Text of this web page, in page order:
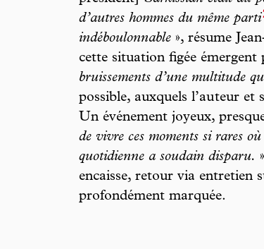
d’autres hommes du même parti
indéboulonnable », résume
cette situation figée
bruissements d’une multitude
possible, auxquels l’au teur
Un événement joyeux,
de vivre ces moments si rares
quotidienne a soudain disparu.
encaisse, retour via entretien
profondément marquée.